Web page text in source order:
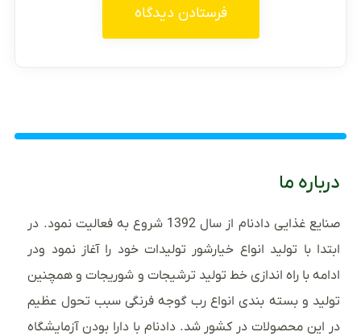
درباره ما
صنایع غذایی دادنام از سال 1392 شروع به فعالیت نمود. در
ابتدا با تولید انواع خیارشور تولیدات خود را آغاز نمود ودر
ادامه با راه اندازی خط تولید ترشیجات و شوریجات و همچنین
تولید و بسته بندی انواع رب گوجه فرنگی سبب تحول عظیم
در این محصولات در کشور شد. دادنام با دارا بودن آزمایشگاه